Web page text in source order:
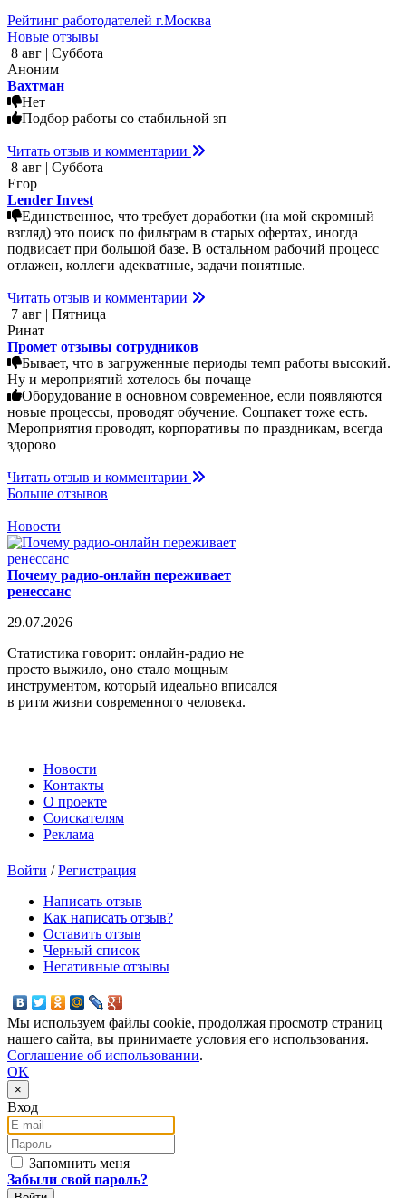
Рейтинг работодателей г.Москва
Новые отзывы
8 авг | Суббота
Аноним
Вахтман
Нет
Подбор работы со стабильной зп
Читать отзыв и комментарии
8 авг | Суббота
Егор
Lender Invest
Единственное, что требует доработки (на мой скромный
взгляд) это поиск по фильтрам в старых офертах, иногда
подвисает при большой базе. В остальном рабочий процесс
отлажен, коллеги адекватные, задачи понятные.
Читать отзыв и комментарии
7 авг | Пятница
Ринат
Промет отзывы сотрудников
Бывает, что в загруженные периоды темп работы высокий.
Ну и мероприятий хотелось бы почаще
Оборудование в основном современное, если появляются
новые процессы, проводят обучение. Соцпакет тоже есть.
Мероприятия проводят, корпоративы по праздникам, всегда
здорово
Читать отзыв и комментарии
Больше отзывов
Новости
Почему радио-онлайн переживает
ренессанс
29.07.2026
Статистика говорит: онлайн-радио не
просто выжило, оно стало мощным
инструментом, который идеально вписался
в ритм жизни современного человека.
Новости
Контакты
О проекте
Соискателям
Реклама
Войти /Регистрация
Написать отзыв
Как написать отзыв?
Оставить отзыв
Черный список
Негативные отзывы
Мы используем файлы cookie, продолжая просмотр страниц
нашего сайта, вы принимаете условия его использования.
Соглашение об использовании.
OK
×
Вход
E-mail
Пароль
Запомнить меня
Забыли свой пароль?